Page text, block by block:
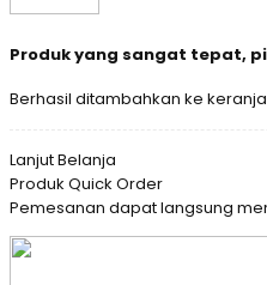
Produk yang sangat tepat,
Berhasil ditambahkan ke
Lanjut Belanja
Produk Quick Order
Pemesanan dapat langsung